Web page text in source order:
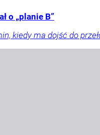
o „planie B”
kiedy ma dojść do